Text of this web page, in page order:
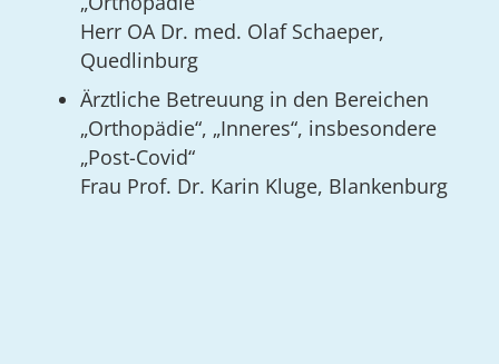
Herr OA Dr. med. Olaf Schaeper,
Quedlinburg
Ärztliche Betreuung in den Bereichen
„Orthopädie“, „Inneres“, insbesondere
„Post-Covid“
Frau Prof. Dr. Karin Kluge, Blankenburg